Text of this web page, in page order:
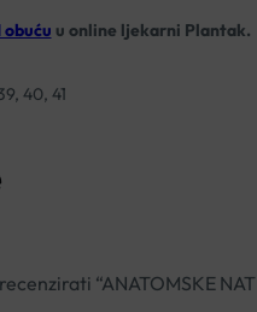
obuću u online ljekarni Plantak.
40, 41
“ANATOMSKE